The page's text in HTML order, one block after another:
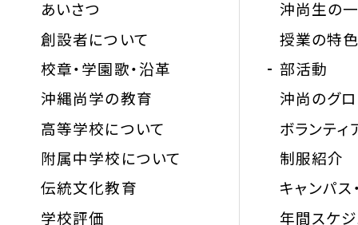
あいさつ
創設者について
校章・学園歌・沿革
沖縄尚学の教育
高等学校について
附属中学校について
伝統文化教育
学校評価
沖尚生の
授業の特
部活動
沖尚のグ
ボランティ
制服紹介
キャンパス
年間スケ